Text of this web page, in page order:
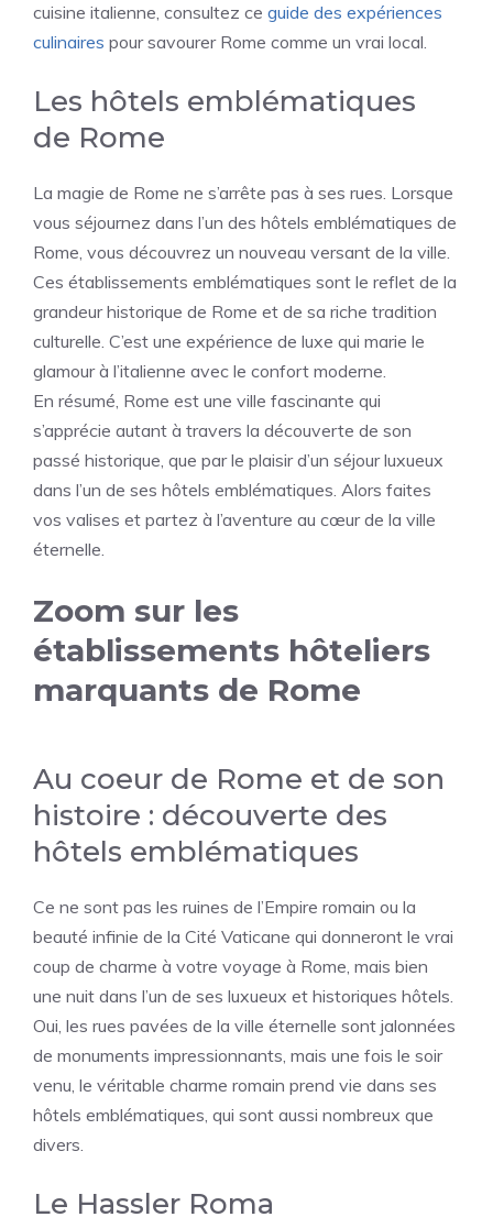
cuisine italienne, consultez ce guide des expériences
culinaires pour savourer Rome comme un vrai local.
Les hôtels emblématiques
de Rome
La magie de Rome ne s’arrête pas à ses rues. Lorsque
vous séjournez dans l’un des hôtels emblématiques de
Rome, vous découvrez un nouveau versant de la ville.
Ces établissements emblématiques sont le reflet de la
grandeur historique de Rome et de sa riche tradition
culturelle. C’est une expérience de luxe qui marie le
glamour à l’italienne avec le confort moderne.
En résumé, Rome est une ville fascinante qui
s’apprécie autant à travers la découverte de son
passé historique, que par le plaisir d’un séjour luxueux
dans l’un de ses hôtels emblématiques. Alors faites
vos valises et partez à l’aventure au cœur de la ville
éternelle.
Zoom sur les
établissements hôteliers
marquants de Rome
Au coeur de Rome et de son
histoire : découverte des
hôtels emblématiques
Ce ne sont pas les ruines de l’Empire romain ou la
beauté infinie de la Cité Vaticane qui donneront le vrai
coup de charme à votre voyage à Rome, mais bien
une nuit dans l’un de ses luxueux et historiques hôtels.
Oui, les rues pavées de la ville éternelle sont jalonnées
de monuments impressionnants, mais une fois le soir
venu, le véritable charme romain prend vie dans ses
hôtels emblématiques, qui sont aussi nombreux que
divers.
Le Hassler Roma